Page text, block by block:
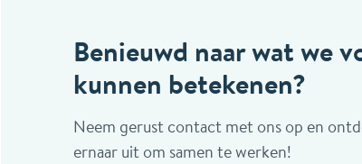
Benieuwd naar wat we
kunnen betekenen?
Neem gerust contact met ons op en
ernaar uit om samen te werken!